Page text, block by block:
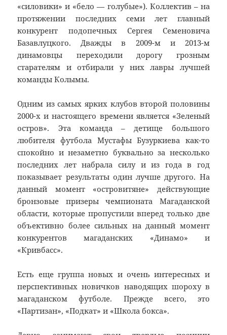
«силовики» и «бело — голубые»). Коллектив – на
протяжении последних семи лет главный
конкурент подопечных Сергея Семеновича
Базавлуцкого. Дважды в 2009-м и 2013-м
динамовцы переходили дорогу грозным
старателям и отбирали у них лавры лучшей
команды Колымы.
Одним из самых ярких клубов второй половины
2000-х и настоящего времени является «Зеленый
остров». Эта команда – детище большого
любителя футбола Мустафы Бузуркиева как-то
спокойно и незаметно буквально за несколько
последних лет набрала силу и из года в год
показывает результаты один лучше другого. На
данный момент «островитяне» действующие
бронзовые призеры чемпионата Магаданской
области, которые пропустили вперед только две
объективно более сильных на данный момент
конкурентов магаданских «Динамо» и
«Кривбасс».
Есть еще группа новых и очень интересных и
перспективных новичков наводящих шороху в
магаданском футболе. Прежде всего, это
«Партизан», «Подкат» и «Школа бокса».